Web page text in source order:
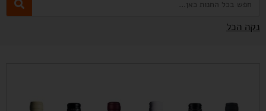
נקה הכל